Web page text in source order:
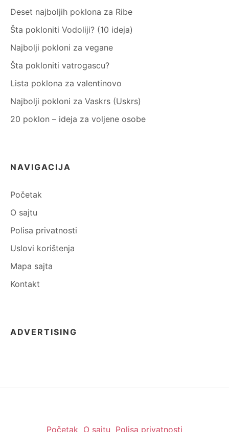
Deset najboljih poklona za Ribe
Šta pokloniti Vodoliji? (10 ideja)
Najbolji pokloni za vegane
Šta pokloniti vatrogascu?
Lista poklona za valentinovo
Najbolji pokloni za Vaskrs (Uskrs)
20 poklon – ideja za voljene osobe
NAVIGACIJA
Početak
O sajtu
Polisa privatnosti
Uslovi korištenja
Mapa sajta
Kontakt
ADVERTISING
Početak O sajtu Polisa privatnosti